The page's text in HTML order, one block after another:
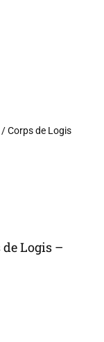
Corps de Logis
Logis –